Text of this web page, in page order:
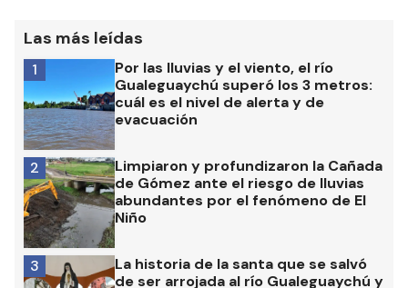
Las más leídas
Por las lluvias y el viento, el río
Gualeguaychú superó los 3 metros:
cuál es el nivel de alerta y de
evacuación
1
Limpiaron y profundizaron la Cañada
de Gómez ante el riesgo de lluvias
abundantes por el fenómeno de El
Niño
2
La historia de la santa que se salvó
de ser arrojada al río Gualeguaychú y
3